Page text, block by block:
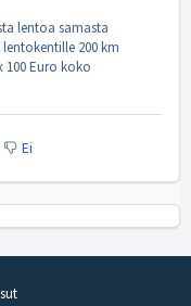
lentoa samasta
200 km
100 Euro koko
Ei